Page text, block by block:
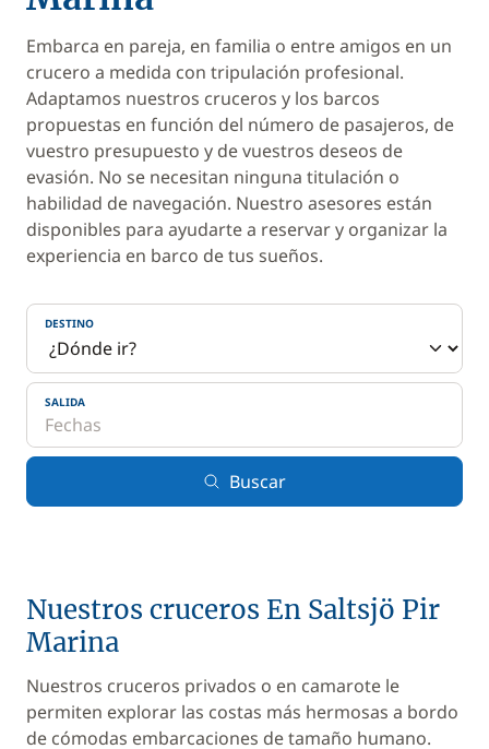
Embarca en pareja, en familia o entre amigos en un
crucero a medida con tripulación profesional.
Adaptamos nuestros cruceros y los barcos
propuestas en función del número de pasajeros, de
vuestro presupuesto y de vuestros deseos de
evasión. No se necesitan ninguna titulación o
habilidad de navegación. Nuestro asesores están
disponibles para ayudarte a reservar y organizar la
experiencia en barco de tus sueños.
DESTINO
SALIDA
Buscar
Nuestros cruceros En Saltsjö Pir
Marina
Nuestros cruceros privados o en camarote le
permiten explorar las costas más hermosas a bordo
de cómodas embarcaciones de tamaño humano.